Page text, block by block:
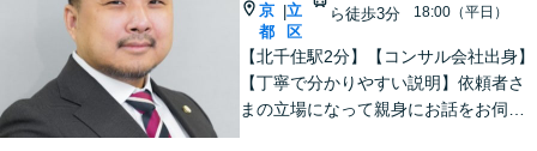
京
都
|立
区
ら徒歩3分
18:00（平日）
【北千住駅2分】【コンサル会社出身】
【丁寧で分かりやすい説明】依頼者さ
まの立場になって親身にお話をお伺い